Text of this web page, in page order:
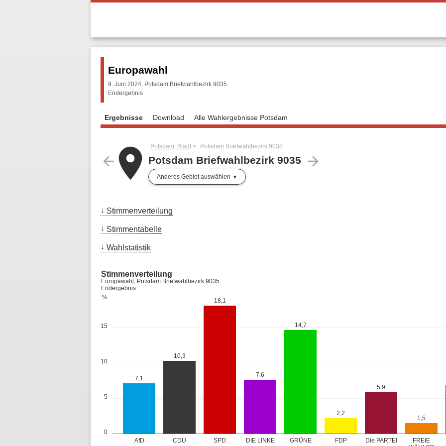
Europawahl
9. Juni 2024, Potsdam Briefwahlbezirk 9035
Endergebnis
Ergebnisse Download Alle Wahlergebnisse Potsdam
arrow_back arrow_forward
placePotsdam, Stadt Potsdam Briefwahlbezirk 9035
Potsdam Briefwahlbezirk 9035
Anderes Gebiet auswählen
Stimmenverteilung
Stimmentabelle
Wahlstatistik
0
5
10
15
%
AfD CDU SPD DIE LINKE GRÜNE FDP Die PARTEI FREIE
7,1
10,3
18,1
7,6
14,7
2,2
5,9
1,5
Stimmenverteilung
Europawahl, Potsdam Briefwahlbezirk 9035
Endergebnis